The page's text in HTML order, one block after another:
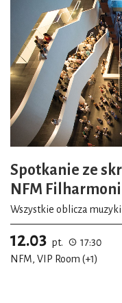
Spotkanie ze
NFM
Wszystkie oblicza muzyki
12.03 pt.
17:30
NFM, VIP Room (+1)